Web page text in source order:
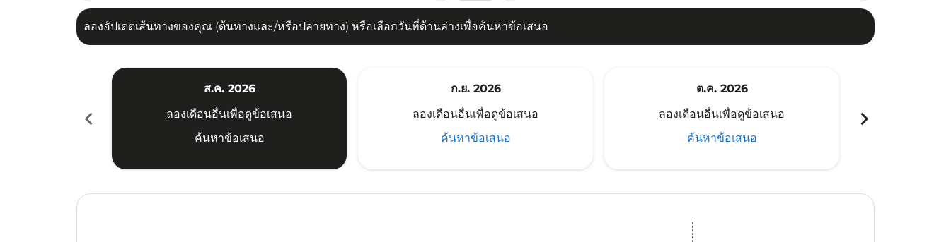
ลองอัปเดตเส้นทางของคุณ (ต้นทางและ/หรือปลายทาง) หรือเลือกวันที่ด้านล่างเพื่อค้นหาข้อเสนอ
chevron_left
ส.ค. 2026
ลองเดือนอื่นเพื่อดูข้อเสนอ
ค้นหาข้อเสนอ
ก.ย. 2026
ลองเดือนอื่นเพื่อดูข้อเสนอ
ค้นหาข้อเสนอ
ต.ค. 2026
ลองเดือนอื่นเพื่อดูข้อเสนอ
ค้นหาข้อเสนอ
chevron_right
SZB–ATQ: cmp-view-offers-disclaimer. ค้นหาข้อเสนอ
SZB–ATQ: cmp-view-offers-disclaimer. ค้นหาข้อเสนอ
SZB–ATQ: cmp-view-offers-disclaimer. ค้นหาข้อเสนอ
SZB–ATQ: cmp-view-offers-disclaimer. ค้นหาข้อเสนอ
SZB–ATQ: cmp-view-offers-disclaimer. ค้นหาข้อเสนอ
SZB–ATQ: cmp-view-offers-disclaimer. ค้นหาข้อเสนอ
SZB–ATQ: cmp-view-offers-disclaimer. ค้นหาข้อเสนอ
SZB–ATQ: cmp-view-offers-disclaimer. ค้นหาข้อเสนอ
SZB–ATQ: cmp-view-offers-disclaimer. ค้นหาข้อเสนอ
SZB–ATQ: cmp-view-offers-disclaimer. ค้นหาข้อเสนอ
SZB–ATQ: cmp-view-offers-disclaimer. ค้นหาข้อเสนอ